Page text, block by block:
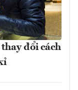
đổi cách